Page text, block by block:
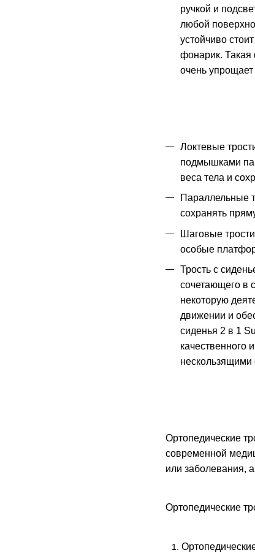
ручкой и
любой
устойчиво
фонарик. Такая
очень упрощает
Локтевые
подмышками
веса тела и
Параллельные
сохранять
Шаговые
особые
Трость с
сочетающего в
некоторую
движении и
сиденья 2 в 1
качественного
нескользящими
Ортопедические
современной
или заболевания,
Ортопедические